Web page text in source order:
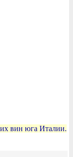
вин юга Италии.